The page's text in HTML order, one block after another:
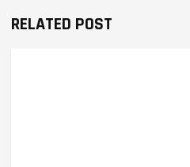
RELATED POST